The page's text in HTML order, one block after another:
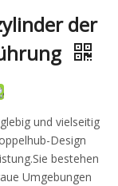
der
und vielseitig
Design
bestehen
Umgebungen